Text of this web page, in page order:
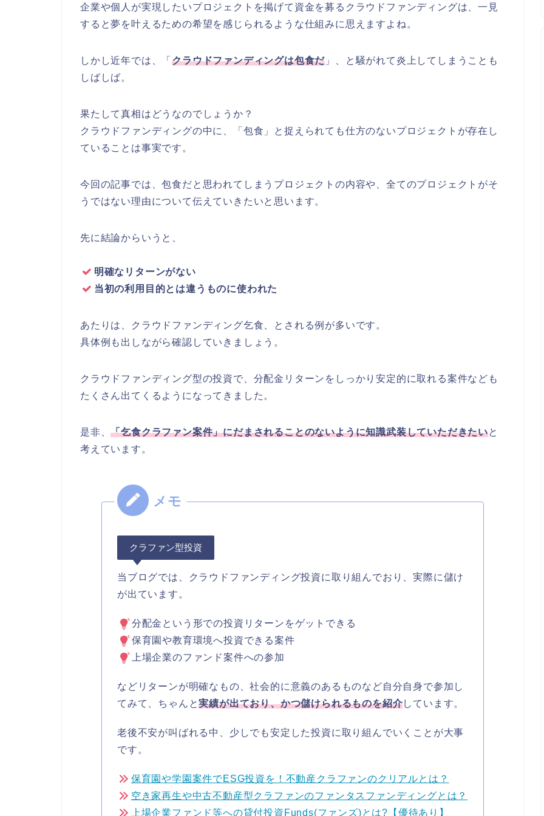
企業や個人が実現したいプロジェクトを掲げて資金を募るクラウドファンディングは、一見
すると夢を叶えるための希望を感じられるような仕組みに思えますよね。
しかし近年では、「クラウドファンディングは包食だ 」、と騒がれて炎上してしまうことも
しばしば。
果たして真相はどうなのでしょうか？
クラウドファンディングの中に、「包食」と捉えられても仕方のないプロジェクトが存在し
ていることは事実です。
今回の記事では、包食だと思われてしまうプロジェクトの内容や、全てのプロジェクトがそ
うではない理由について伝えていきたいと思います。
先に結論からいうと、
明確なリターンがない
当初の利用目的とは違うものに使われた
あたりは、クラウドファンディング乞食、とされる例が多いです。
具体例も出しながら確認していきましょう。
クラウドファンディング型の投資で、分配金リターンをしっかり安定的に取れる案件なども
たくさん出てくるようになってきました。
是非、「乞食クラファン案件」にだまされることのないように知識武装していただきたいと
考えています。
クラファン型投資
当ブログでは、クラウドファンディング投資に取り組んでおり、実際に儲け
が出ています。
分配金という形での投資リターンをゲットできる
保育園や教育環境へ投資できる案件
上場企業のファンド案件への参加
などリターンが明確なもの、社会的に意義のあるものなど自分自身で参加し
てみて、ちゃんと実績が出ており、かつ儲けられるものを紹介しています。
老後不安が叫ばれる中、少しでも安定した投資に取り組んでいくことが大事
です。
保育園や学園案件でESG投資を！不動産クラファンのクリアルとは？
空き家再生や中古不動産型クラファンのファンタスファンディングとは？
上場企業ファンド等への貸付投資Funds(ファンズ)とは?【優待あり】